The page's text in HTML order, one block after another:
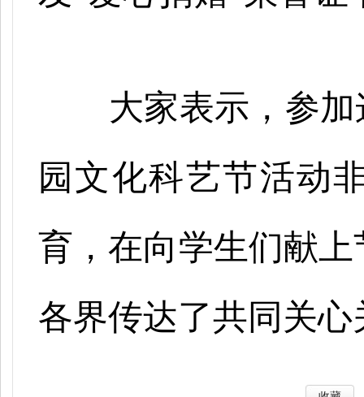
大家表示，参
园文化科艺节活动
育，在向学生们献
各界传达了共同关